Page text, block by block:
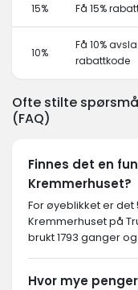
15% Få 15%
10%
Få 10%
rabattkode
Ofte stilte
(FAQ)
Finnes det en
Kremmerhuset?
For øyeblikket er
Kremmerhuset på
brukt 1793 ganger
Hvor mye